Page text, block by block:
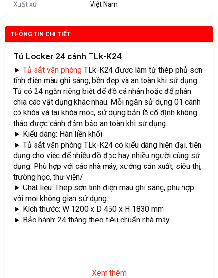
THÔNG TIN CHI TIẾT
Tủ Locker 24 cánh TLk-K24
► Tủ sắt văn phòng TLk-K24 được làm từ thép phủ sơn
tĩnh điện màu ghi sáng, bền đẹp và an toàn khi sử dụng.
Tủ có 24 ngăn riêng biệt để đồ cá nhân hoặc để phân
chia các vật dụng khác nhau. Mỗi ngăn sử dụng 01 cánh
có khóa và tai khóa móc, sử dụng bản lề cố định không
tháo được cánh đảm bảo an toàn khi sử dụng.
► Kiểu dáng: Hàn liền khối
► Tủ sắt văn phòng TLk-K24 có kiểu dáng hiện đại, tiện
dụng cho việc để nhiều đồ đạc hay nhiều người cùng sử
dụng. Phù hợp với các nhà máy, xưởng sản xuất, siêu thị,
trường học, thư viện/
► Chât liệu: Thép sơn tĩnh điện màu ghi sáng, phù hợp
với mọi không gian sử dụng.
► Kích thước: W 1200 x D 450 x H 1830 mm
► Bảo hành: 24 tháng theo tiêu chuẩn nhà máy.
Xem thêm
Xuất xứ Việt Nam